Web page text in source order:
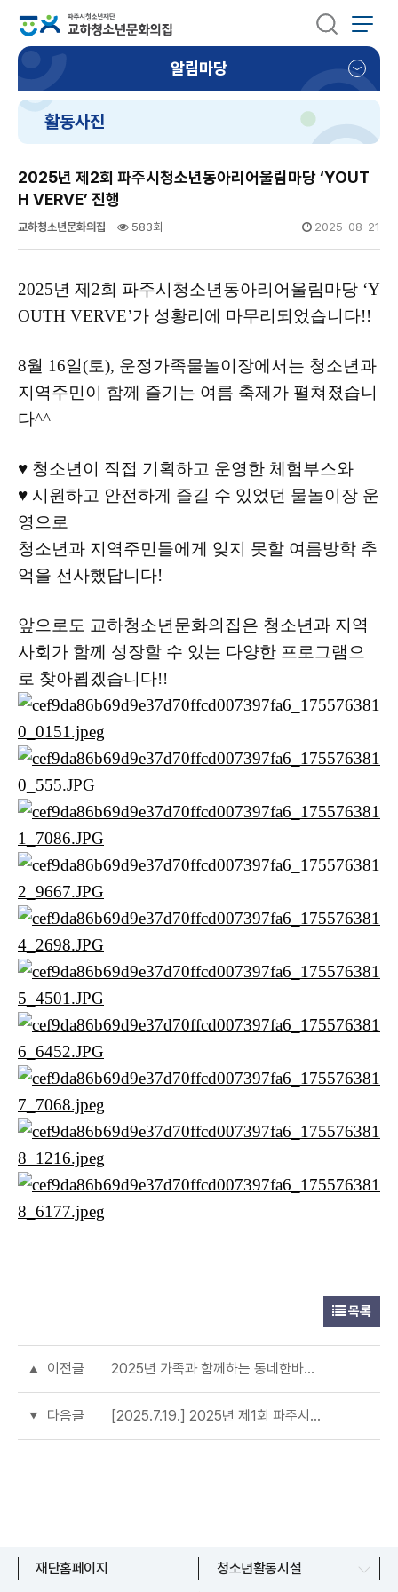
알림마당
활동사진
2025년 제2회 파주시청소년동아리어울림마당 ‘YOUT
H VERVE’ 진행
교하청소년문화의집 583회 2025-08-21
2025년 제2회 파주시청소년동아리어울림마당 ‘Y
OUTH VERVE’가 성황리에 마무리되었습니다!!
8월 16일(토), 운정가족물놀이장에서는 청소년과
지역주민이 함께 즐기는 여름 축제가 펼쳐졌습니
다^^
♥ 청소년이 직접 기획하고 운영한 체험부스와
♥ 시원하고 안전하게 즐길 수 있었던 물놀이장 운
영으로
청소년과 지역주민들에게 잊지 못할 여름방학 추
억을 선사했답니다!
앞으로도 교하청소년문화의집은 청소년과 지역
사회가 함께 성장할 수 있는 다양한 프로그램으
로 찾아뵙겠습니다!!
목록
이전글 2025년 가족과 함께하는 동네한바퀴 오리엔티어링 진행
다음글 [2025.7.19.] 2025년 제1회 파주시청소년동아리어울림마당 ‘잡(JOB)다! 한 하루’ 진행
재단홈페이지 청소년활동시설
문산청소년센터